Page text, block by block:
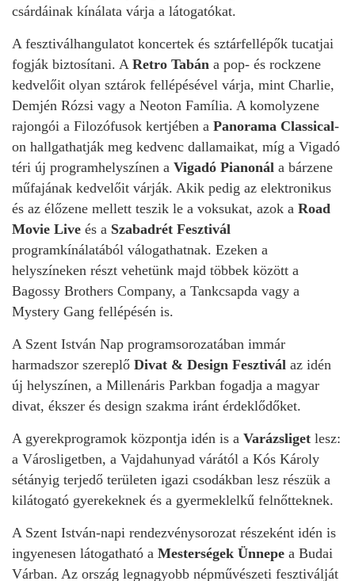
csárdáinak kínálata várja a látogatókat.
A fesztiválhangulatot koncertek és sztárfellépők tucatjai
fogják biztosítani. A Retro Tabán a pop- és rockzene
kedvelőit olyan sztárok fellépésével várja, mint Charlie,
Demjén Rózsi vagy a Neoton Família. A komolyzene
rajongói a Filozófusok kertjében a Panorama Classical-
on hallgathatják meg kedvenc dallamaikat, míg a Vigadó
téri új programhelyszínen a Vigadó Pianonál a bárzene
műfajának kedvelőit várják. Akik pedig az elektronikus
és az élőzene mellett teszik le a voksukat, azok a Road
Movie Live és a Szabadrét Fesztivál
programkínálatából válogathatnak. Ezeken a
helyszíneken részt vehetünk majd többek között a
Bagossy Brothers Company, a Tankcsapda vagy a
Mystery Gang fellépésén is.
A Szent István Nap programsorozatában immár
harmadszor szereplő Divat & Design Fesztivál az idén
új helyszínen, a Millenáris Parkban fogadja a magyar
divat, ékszer és design szakma iránt érdeklődőket.
A gyerekprogramok központja idén is a Varázsliget lesz:
a Városligetben, a Vajdahunyad várától a Kós Károly
sétányig terjedő területen igazi csodákban lesz részük a
kilátogató gyerekeknek és a gyermeklelkű felnőtteknek.
A Szent István-napi rendezvénysorozat részeként idén is
ingyenesen látogatható a Mesterségek Ünnepe a Budai
Várban. Az ország legnagyobb népművészeti fesztiválját